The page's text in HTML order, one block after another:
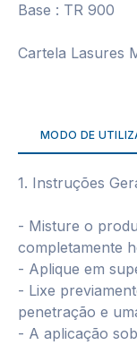
Base : TR 900
Cartela Lasures
MODO DE
1. Instruções
- Misture o
completamente
- Aplique em
- Lixe
penetração e
- A aplicação